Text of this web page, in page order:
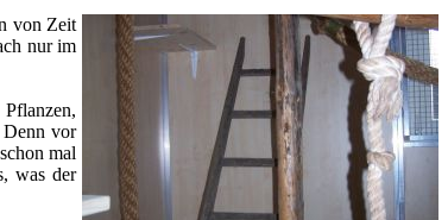
von Zeit
nur im
Denn vor
mal
was der